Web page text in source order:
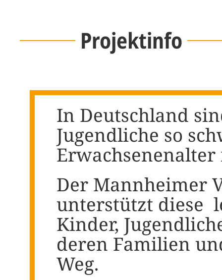
Projektinfo
In Deutschland
Jugendliche so
Der Mannheimer
unterstützt diese
Kinder,
deren Familien
Weg.